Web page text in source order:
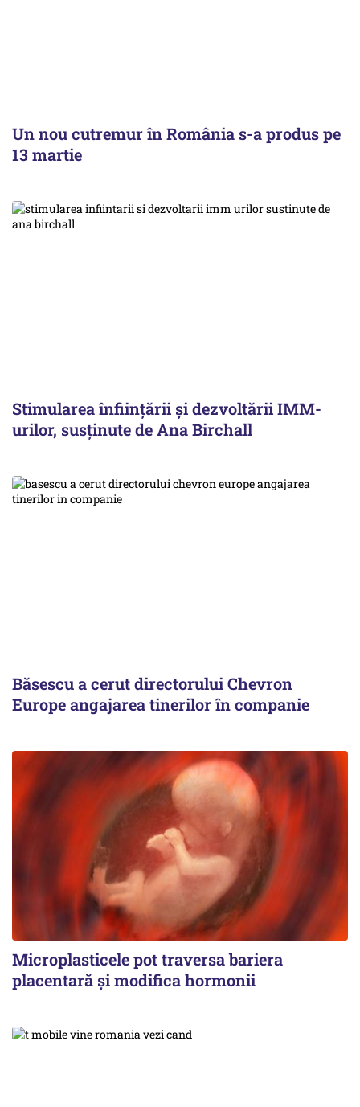
Un nou cutremur în România s-a produs pe
13 martie
Stimularea înfiinţării şi dezvoltării IMM-
urilor, susținute de Ana Birchall
Băsescu a cerut directorului Chevron
Europe angajarea tinerilor în companie
Microplasticele pot traversa bariera
placentară și modifica hormonii